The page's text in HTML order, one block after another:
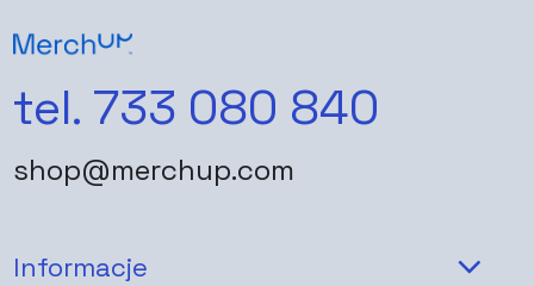
tel. 733 080 840
shop@merchup.com
Informacje